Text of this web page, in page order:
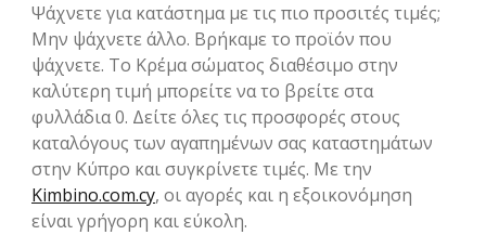
Ψάχνετε για κατάστημα με τις πιο προσιτές τιμές;
Μην ψάχνετε άλλο. Βρήκαμε το προϊόν που
ψάχνετε. Το Κρέμα σώματος διαθέσιμο στην
καλύτερη τιμή μπορείτε να το βρείτε στα
φυλλάδια 0. Δείτε όλες τις προσφορές στους
καταλόγους των αγαπημένων σας καταστημάτων
στην Kύπρο και συγκρίνετε τιμές. Με την
Kimbino.com.cy, οι αγορές και η εξοικονόμηση
είναι γρήγορη και εύκολη.